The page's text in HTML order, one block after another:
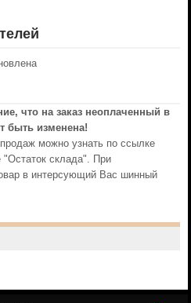
что на заказ неоплаченный в
быть изменена!
можно узнать по ссылке
"Остаток склада". При
в интерсующий Вас шинный